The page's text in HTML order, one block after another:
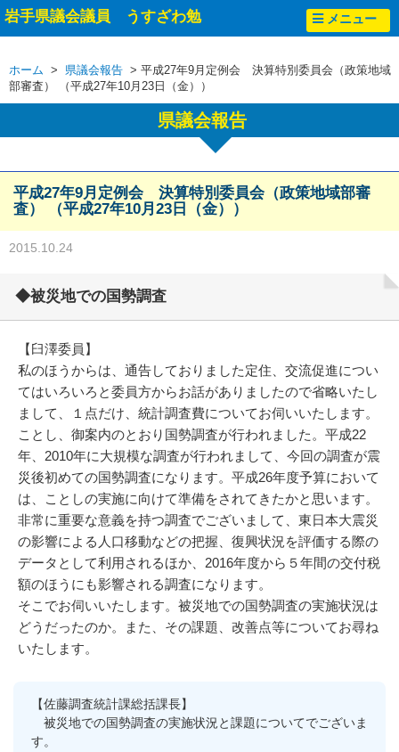
岩手県議会議員 うすざわ勉 メニュー
ホーム > 県議会報告 > 平成27年9月定例会 決算特別委員会（政策地域
部審査） （平成27年10月23日（金））
県議会報告
平成27年9月定例会 決算特別委員会（政策地域部審
査） （平成27年10月23日（金））
2015.10.24
◆被災地での国勢調査
【臼澤委員】
私のほうからは、通告しておりました定住、交流促進につい
てはいろいろと委員方からお話がありましたので省略いたし
まして、１点だけ、統計調査費についてお伺いいたします。
ことし、御案内のとおり国勢調査が行われました。平成22
年、2010年に大規模な調査が行われまして、今回の調査が震
災後初めての国勢調査になります。平成26年度予算において
は、ことしの実施に向けて準備をされてきたかと思います。
非常に重要な意義を持つ調査でございまして、東日本大震災
の影響による人口移動などの把握、復興状況を評価する際の
データとして利用されるほか、2016年度から５年間の交付税
額のほうにも影響される調査になります。
そこでお伺いいたします。被災地での国勢調査の実施状況は
どうだったのか。また、その課題、改善点等についてお尋ね
いたします。
【佐藤調査統計課総括課長】
被災地での国勢調査の実施状況と課題についてでございま
す。